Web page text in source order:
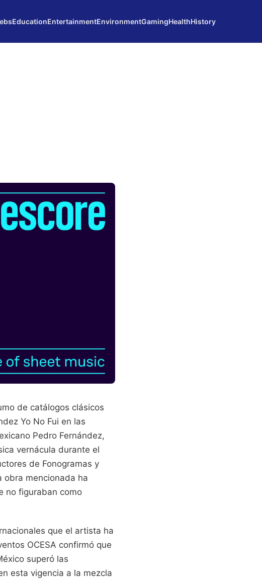
EducationEntertainmentEnvironmentGamingHealthHistory
de catálogos clásicos
Yo No Fui en las
Pedro Fernández,
vernácula durante el
de Fonogramas y
obra mencionada ha
no figuraban como
que el artista ha
OCESA confirmó que
superó las
esta vigencia a la mezcla